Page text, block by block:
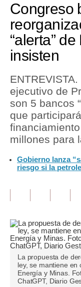
Perú
Política
Tu Dinero
Finanzas
Inmobiliarias
Plus G
Opinión
Editorial
Lujo
Viajes
Moda
Congreso
“alerta”
insisten
ejecutivo de
son 5 bancos
que
millones para
Gobierno lanza
riesgo si la
La propuesta de
ley, se mantiene en
Energía y Minas.
ChatGPT, Diario